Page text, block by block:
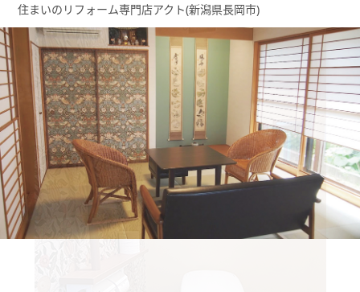
住まいのリフォーム専⾨店アクト(新潟県長岡市)